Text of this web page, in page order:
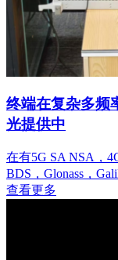
终端在复杂多频
光提供中
在有5G SA NSA，
BDS，Glonass，
查看更多